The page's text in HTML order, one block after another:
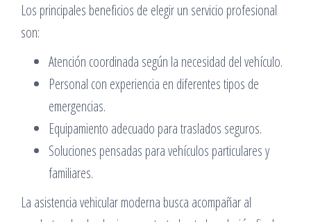
Los principales beneficios de elegir un servicio profesional
son:
Atención coordinada según la necesidad del vehículo.
Personal con experiencia en diferentes tipos de
emergencias.
Equipamiento adecuado para traslados seguros.
Soluciones pensadas para vehículos particulares y
familiares.
La asistencia vehicular moderna busca acompañar al